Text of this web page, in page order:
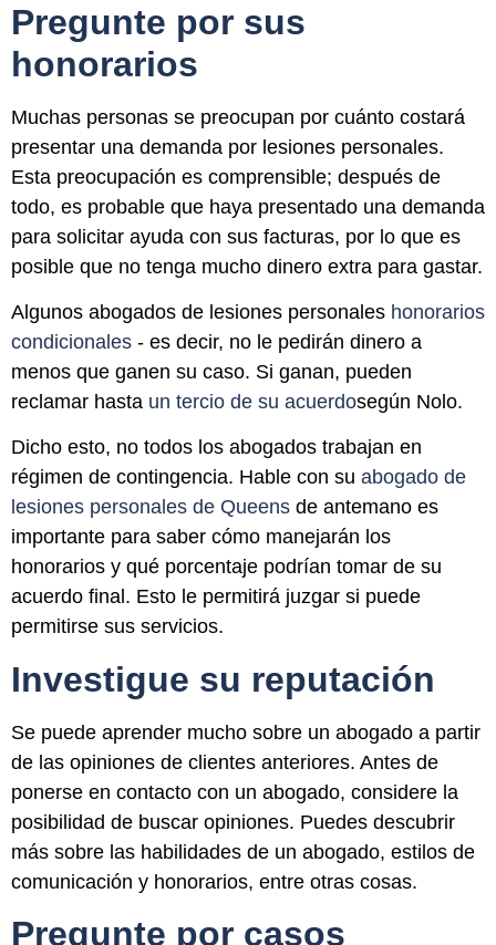
Pregunte por sus
honorarios
Muchas personas se preocupan por cuánto costará
presentar una demanda por lesiones personales.
Esta preocupación es comprensible; después de
todo, es probable que haya presentado una demanda
para solicitar ayuda con sus facturas, por lo que es
posible que no tenga mucho dinero extra para gastar.
Algunos abogados de lesiones personales honorarios
condicionales - es decir, no le pedirán dinero a
menos que ganen su caso. Si ganan, pueden
reclamar hasta un tercio de su acuerdosegún Nolo.
Dicho esto, no todos los abogados trabajan en
régimen de contingencia. Hable con su abogado de
lesiones personales de Queens de antemano es
importante para saber cómo manejarán los
honorarios y qué porcentaje podrían tomar de su
acuerdo final. Esto le permitirá juzgar si puede
permitirse sus servicios.
Investigue su reputación
Se puede aprender mucho sobre un abogado a partir
de las opiniones de clientes anteriores. Antes de
ponerse en contacto con un abogado, considere la
posibilidad de buscar opiniones. Puedes descubrir
más sobre las habilidades de un abogado, estilos de
comunicación y honorarios, entre otras cosas.
Pregunte por casos